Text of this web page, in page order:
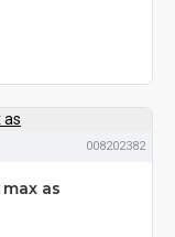
008202382
as